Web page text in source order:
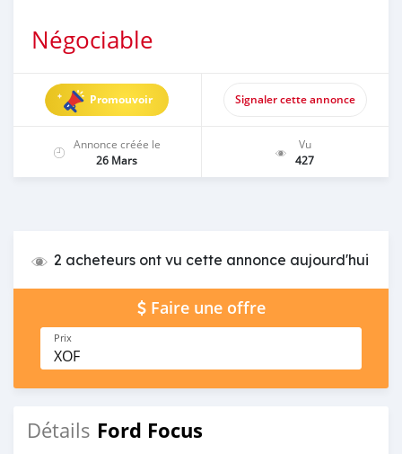
Négociable
Promouvoir Signaler cette annonce
Annonce créée le
26 Mars
Vu
427
2 acheteurs ont vu cette annonce aujourd'hui
Faire une offre
Prix
XOF
Détails Ford Focus